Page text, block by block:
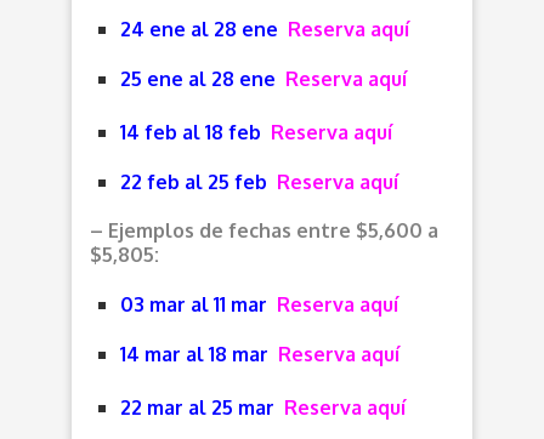
24 ene al 28 ene Reserva aquí
25 ene al 28 ene Reserva aquí
14 feb al 18 feb Reserva aquí
22 feb al 25 feb Reserva aquí
– Ejemplos de fechas entre $5,600 a
$5,805:
03 mar al 11 mar Reserva aquí
14 mar al 18 mar Reserva aquí
22 mar al 25 mar Reserva aquí